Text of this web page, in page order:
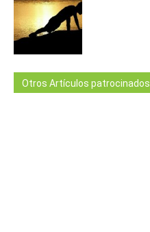
Otros Artículos patrocinados